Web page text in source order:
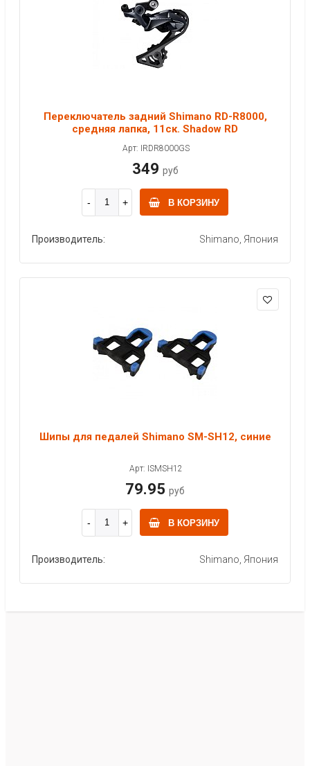
Переключатель задний Shimano RD-R8000,
средняя лапка, 11ск. Shadow RD
Арт: IRDR8000GS
349 руб
В КОРЗИНУ
Производитель: Shimano, Япония
Шипы для педалей Shimano SM-SH12, синие
Арт: ISMSH12
79.95 руб
В КОРЗИНУ
Производитель: Shimano, Япония